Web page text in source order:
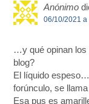
Anónimo
06/10/2021 a
…y qué opinan los
blog?
El líquido
forúnculo, se llama
Esa pus es